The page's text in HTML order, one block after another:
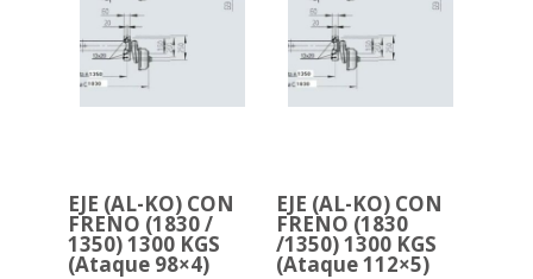
EJE (AL-KO) CON
FRENO (1830 /
1350) 1300 KGS
(Ataque 98×4)
EJE (AL-KO) CON
FRENO (1830
/1350) 1300 KGS
(Ataque 112×5)